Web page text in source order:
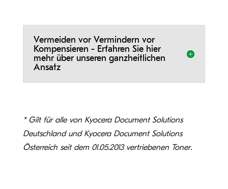
Vermeiden vor Vermindern vor
Kompensieren - Erfahren Sie hier
mehr über unseren ganzheitlichen
Ansatz
* Gilt für alle von Kyocera Document Solutions
Deutschland und Kyocera Document Solutions
Österreich seit dem 01.05.2013 vertriebenen Toner.